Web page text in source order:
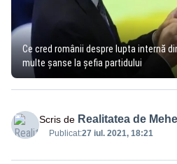
Ce cred românii despre lupta internă
multe șanse la șefia partidului
Scris de Realitatea de
Publicat:27 iul. 2021, 18:21